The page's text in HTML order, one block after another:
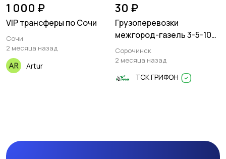
1 000 ₽
VIP трансферы по Сочи
Сочи
2 месяца назад
Artur
30 ₽
Грузоперевозки
межгород-газель 3-5-10
тонн
Сорочинск
2 месяца назад
ТСК ГРИФОН